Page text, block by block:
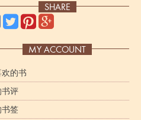
SHARE
MY ACCOUNT
欢的书
书评
书签